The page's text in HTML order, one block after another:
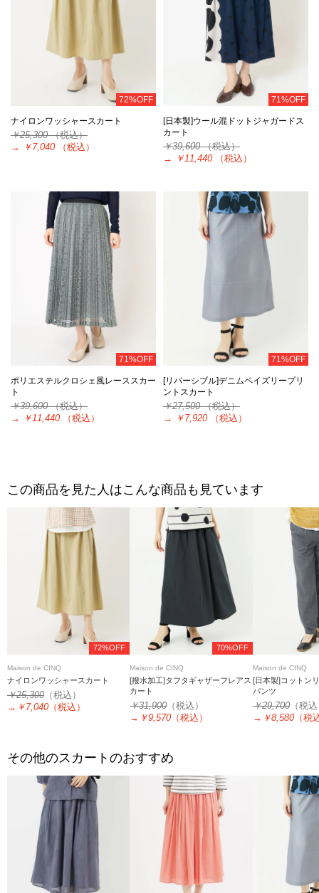
72%OFF
ナイロンワッシャースカート
￥25,300（税込）
→
￥7,040 （税込）
71%OFF
[日本製]ウール混ドットジャガードス
カート
￥39,600（税込）
→
￥11,440 （税込）
71%OFF
ポリエステルクロシェ風レーススカー
ト
￥39,600（税込）
→
￥11,440 （税込）
71%OFF
[リバーシブル]デニムペイズリープリ
ントスカート
￥27,500（税込）
→
￥7,920 （税込）
この商品を見た人はこんな商品も見ています
72%OFF
Maison de CINQ
ナイロンワッシャースカート
￥25,300 （税込）
→ ￥7,040 （税込）
70%OFF
Maison de CINQ
[撥水加工]タフタギャザーフレアス
カート
￥31,900（税込）
→ ￥9,570 （税込）
Maison de CINQ
[日本製]コットン
パンツ
￥29,700（税
→ ￥8,580（税
その他のスカートのおすすめ